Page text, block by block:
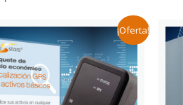
¡Oferta!